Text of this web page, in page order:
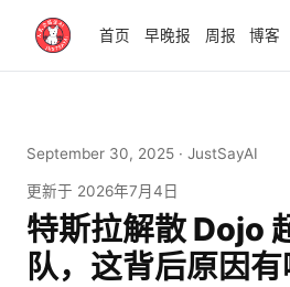
首页 早晚报 周报 博客
September 30, 2025 · JustSayAI
更新于 2026年7月4日
特斯拉解散 Dojo
队，这背后原因有